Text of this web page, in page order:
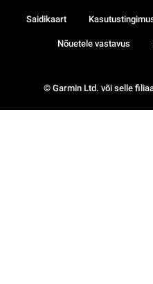
© Garmin Ltd. või selle
Saidikaart
Nõuetele vastavus